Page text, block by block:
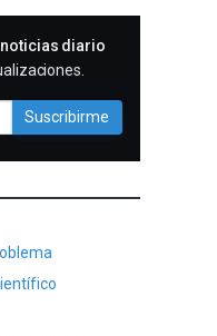
diario
Suscribirme